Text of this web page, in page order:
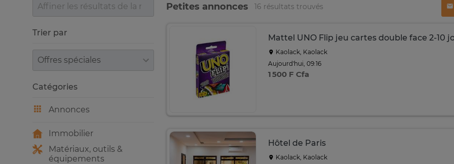
Petites annonces 16 résultats trouvés
Mattel UNO Flip jeu cartes double face 2-10
Kaolack, Kaolack
Aujourd'hui, 09:16
1 500 F Cfa
Hôtel de Paris
Kaolack, Kaolack
Trier par
Trier par
Catégories
Annonces
Immobilier
Matériaux, outils &
équipements